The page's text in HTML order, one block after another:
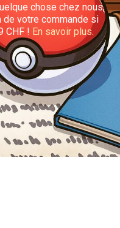
chose chez nous,
de votre commande si
CHF ! En savoir plus.